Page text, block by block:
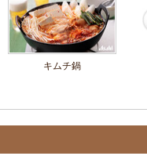
キムチ鍋